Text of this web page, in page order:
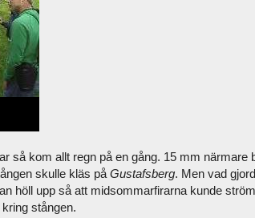
så kom allt regn på en gång. 15 mm närmare
skulle kläs på Gustafsberg. Men vad
höll upp så att midsommarfirarna kunde
stången.